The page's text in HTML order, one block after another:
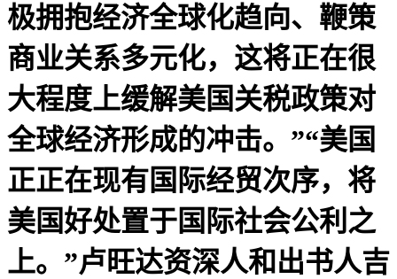
极拥抱经济全球化趋向、鞭策
商业关系多元化，这将正在很
大程度上缓解美国关税政策对
全球经济形成的冲击。”“美国
正正在现有国际经贸次序，将
美国好处置于国际社会公利之
上。”卢旺达资深人和出书人吉